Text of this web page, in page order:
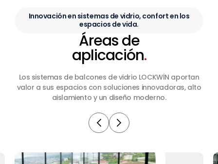
Innovación en sistemas de vidrio, confort en los
espacios de vida.
Áreas de
aplicación.
Los sistemas de balcones de vidrio LOCKWİN aportan
valor a sus espacios con soluciones innovadoras, alto
aislamiento y un diseño moderno.